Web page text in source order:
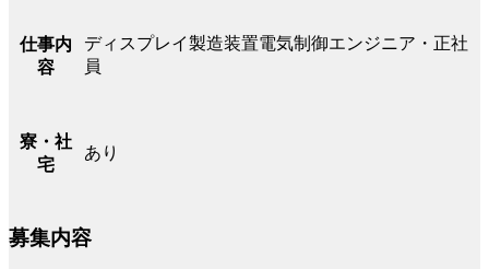
仕事内
容
ディスプレイ製造装置電気制御エンジニア・正社
員
寮・社
宅
あり
募集内容